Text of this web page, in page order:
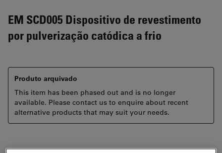
EM SCD005 Dispositivo de revestimento
por pulverização catódica a frio
Produto arquivado
This item has been phased out and is no longer
available. Please contact us to enquire about recent
alternative products that may suit your needs.